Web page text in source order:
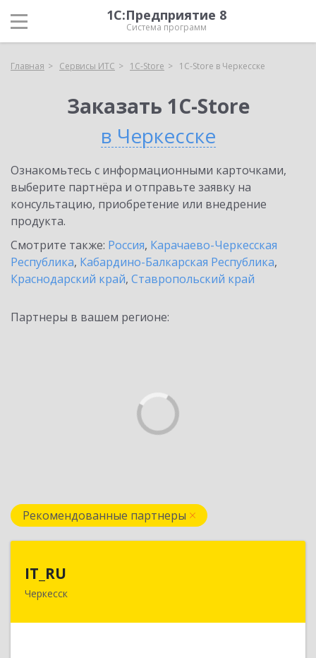
1С:Предприятие 8
Система программ
Главная Сервисы ИТС 1C-Store 1C-Store в Черкесске
Заказать 1C-Store
в Черкесске
Ознакомьтесь с информационными карточками,
выберите партнёра и отправьте заявку на
консультацию, приобретение или внедрение
продукта.
Смотрите также: Россия, Карачаево-Черкесская
Республика, Кабардино-Балкарская Республика,
Краснодарский край, Ставропольский край
Партнеры в вашем регионе:
Рекомендованные партнеры
IT_RU
Черкесск